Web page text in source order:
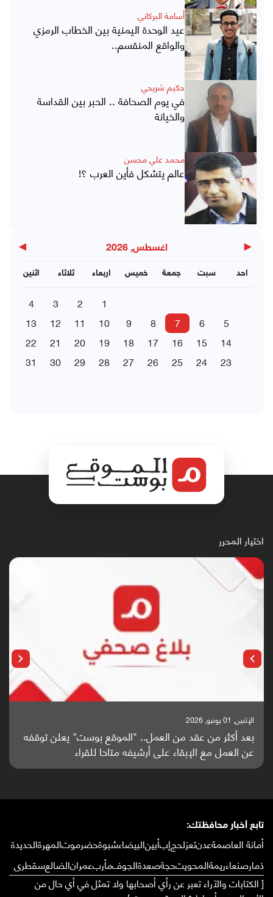
أسامة البركاني
عيد الوحدة اليمنية بين الخطاب الرمزي
والواقع المنقسم..
حكيم شريحي
في يوم الصحافة .. الحبر بين القداسة
والخيانة
محمد علي محسن
عالم يتشكل فأين العرب ؟!
◀ اغسطس, 2026 ▶
اثنين ثلاثاء اربعاء خميس جمعة سبت احد
1
2
3
4
5
6
7
8
9
10
11
12
13
14
15
16
17
18
19
20
21
22
23
24
25
26
27
28
29
30
31
اختيار المحرر
الإثنين, 25 مايو, 2026
باحثون من اليمن يدخلون سباق أبحاث ألزهايمر بدراسة
واعدة منشورة عالميا (ترجمة)
تابع أخبار محافظتك:
أمانة العاصمةعدنتعزلحجإبأبينالبيضاءشبوةحضرموتالمهرةالحديدة
ذمارصنعاءريمةالمحويتحجةصعدةالجوفمأربعمرانالضالعسقطرى
[ الكتابات والآراء تعبر عن رأي أصحابها ولا تمثل في أي حال من